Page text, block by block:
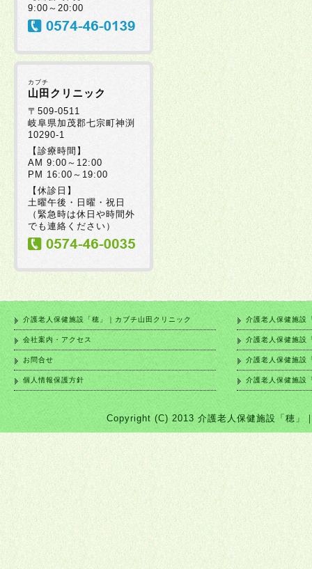
2025年07月08日
2025年06月20日
2025年06月19日
2025年06月17日 6
2025年06月05日
9:00～20:00
カブチ
山田クリニック
〒509-0511
岐阜県加茂郡七宗町神渕
10290-1
【診療時間】
AM 9:00～12:00
PM 16:00～19:00
【休診日】
土曜午後・日曜・祝日
（緊急時は休日や時間外
でも連絡ください）
介護老人保健施設「穂」｜カブチ山田クリニック
会社案内・アクセス
お問合せ
個人情報保護方針
介護老人保健施設
介護老人保健施設
介護老人保健施設
介護老人保健施設
Copyright (C) 2013 介護老人保健施設「穂